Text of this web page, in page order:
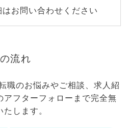
はお問い合わせください
流れ
職のお悩みやご相談、求人紹
フターフォローまで完全無
します。